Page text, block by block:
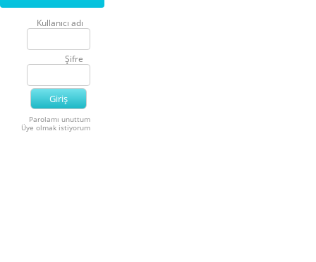
Kullanıcı adı
Şifre
Parolamı unuttum
Üye olmak istiyorum